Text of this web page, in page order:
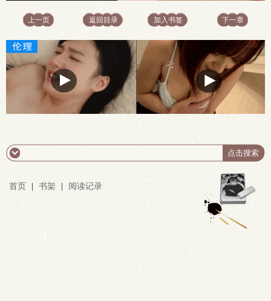
上一页 返回目录 加入书签 下一章
首页 书架 阅读记录